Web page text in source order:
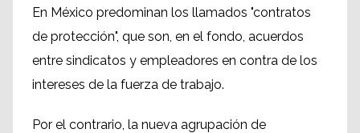
En México predominan los llamados "contratos
de protección", que son, en el fondo, acuerdos
entre sindicatos y empleadores en contra de los
intereses de la fuerza de trabajo.
Por el contrario, la nueva agrupación de